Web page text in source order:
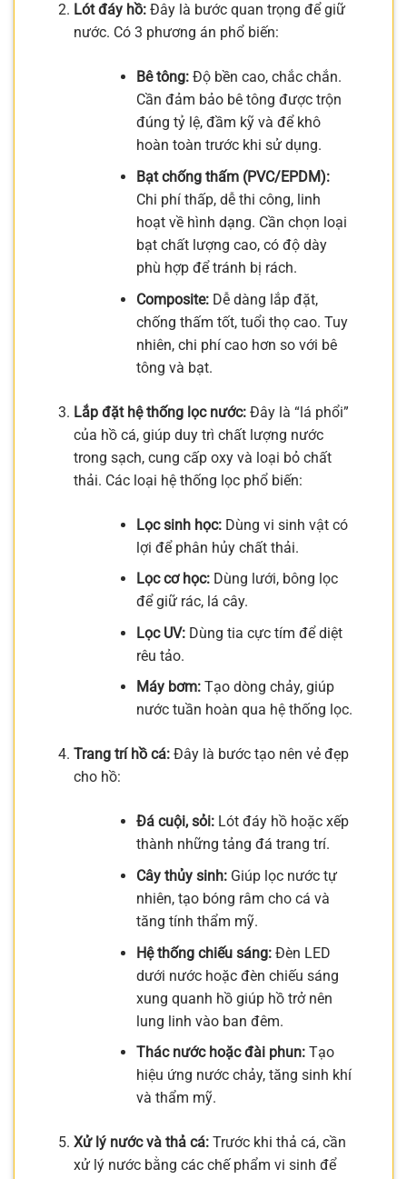
Lót đáy hồ:Đây là bước quan trọng để giữ
nước. Có 3 phương án phổ biến:
Bê tông:Độ bền cao, chắc chắn.
Cần đảm bảo bê tông được trộn
đúng tỷ lệ, đầm kỹ và để khô
hoàn toàn trước khi sử dụng.
Bạt chống thấm (PVC/EPDM):
Chi phí thấp, dễ thi công, linh
hoạt về hình dạng. Cần chọn loại
bạt chất lượng cao, có độ dày
phù hợp để tránh bị rách.
Composite:Dễ dàng lắp đặt,
chống thấm tốt, tuổi thọ cao. Tuy
nhiên, chi phí cao hơn so với bê
tông và bạt.
Lắp đặt hệ thống lọc nước:Đây là “lá phổi”
của hồ cá, giúp duy trì chất lượng nước
trong sạch, cung cấp oxy và loại bỏ chất
thải. Các loại hệ thống lọc phổ biến:
Lọc sinh học:Dùng vi sinh vật có
lợi để phân hủy chất thải.
Lọc cơ học:Dùng lưới, bông lọc
để giữ rác, lá cây.
Lọc UV:Dùng tia cực tím để diệt
rêu tảo.
Máy bơm:Tạo dòng chảy, giúp
nước tuần hoàn qua hệ thống lọc.
Trang trí hồ cá:Đây là bước tạo nên vẻ đẹp
cho hồ:
Đá cuội, sỏi:Lót đáy hồ hoặc xếp
thành những tảng đá trang trí.
Cây thủy sinh:Giúp lọc nước tự
nhiên, tạo bóng râm cho cá và
tăng tính thẩm mỹ.
Hệ thống chiếu sáng:Đèn LED
dưới nước hoặc đèn chiếu sáng
xung quanh hồ giúp hồ trở nên
lung linh vào ban đêm.
Thác nước hoặc đài phun:Tạo
hiệu ứng nước chảy, tăng sinh khí
và thẩm mỹ.
Xử lý nước và thả cá:Trước khi thả cá, cần
xử lý nước bằng các chế phẩm vi sinh để